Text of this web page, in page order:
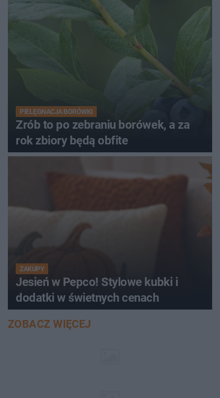
PIELĘGNACJA BORÓWKI
Zrób to po zebraniu borówek, a za
rok zbiory będą obfite
ZAKUPY
Jesień w Pepco! Stylowe kubki i
dodatki w świetnych cenach
ZOBACZ WIĘCEJ